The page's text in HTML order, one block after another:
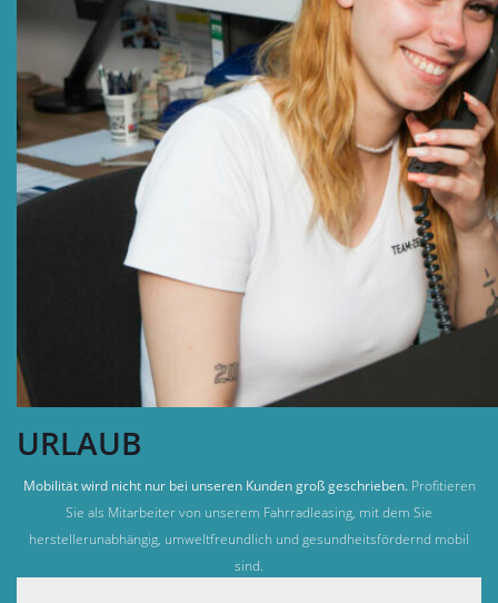
URLAUB
Mobilität wird nicht nur bei unseren Kunden groß geschrieben.Profitieren
Sie als Mitarbeiter von unserem Fahrradleasing, mit dem Sie
herstellerunabhängig, umweltfreundlich und gesundheitsfördernd mobil
sind.